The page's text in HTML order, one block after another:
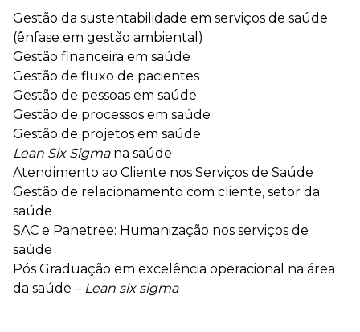
Gestão da sustentabilidade em serviços de saúde
(ênfase em gestão ambiental)
Gestão financeira em saúde
Gestão de fluxo de pacientes
Gestão de pessoas em saúde
Gestão de processos em saúde
Gestão de projetos em saúde
Lean Six Sigmana saúde
Atendimento ao Cliente nos Serviços de Saúde
Gestão de relacionamento com cliente, setor da
saúde
SAC e Panetree: Humanização nos serviços de
saúde
Pós Graduação em excelência operacional na área
da saúde – Lean six sigma